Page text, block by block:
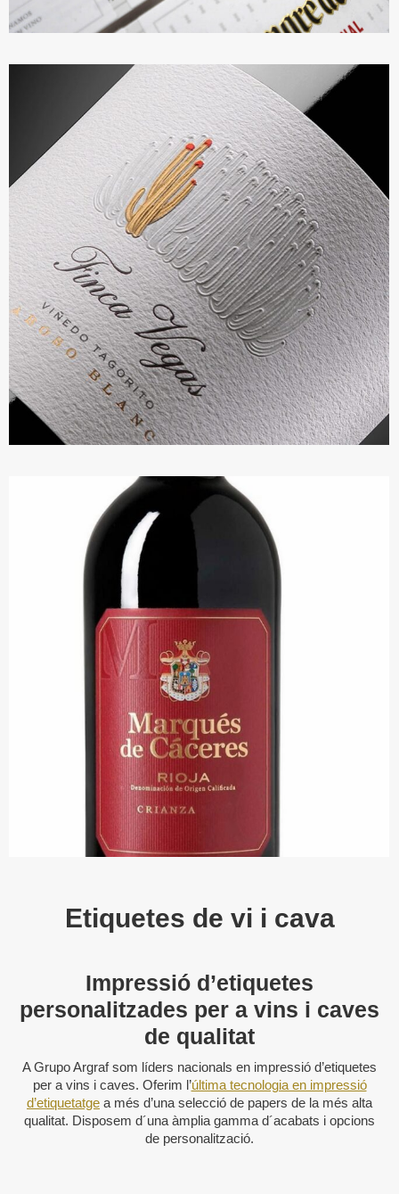
Etiquetes de vi i cava
Impressió d’etiquetes
personalitzades per a vins i caves
de qualitat
A Grupo Argraf som líders nacionals en impressió d’etiquetes
per a vins i caves. Oferim l’última tecnologia en impressió
d’etiquetatge a més d’una selecció de papers de la més alta
qualitat. Disposem d´una àmplia gamma d´acabats i opcions
de personalització.